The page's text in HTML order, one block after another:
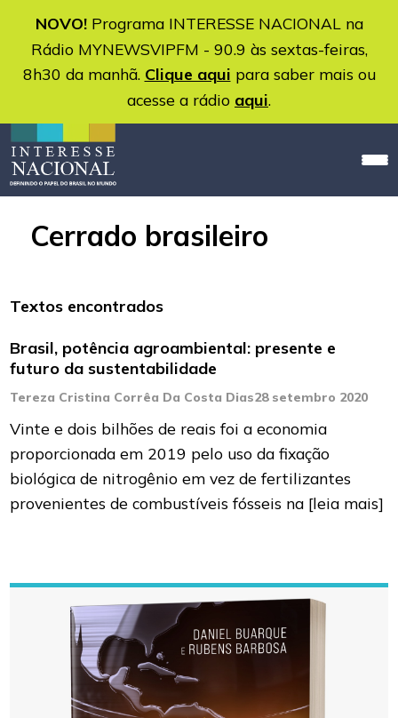
NOVO!Programa INTERESSE NACIONAL na
Rádio MYNEWSVIPFM - 90.9 às sextas-feiras,
8h30 da manhã. Clique aqui para saber mais ou
acesse a rádio aqui.
Cerrado brasileiro
Textos encontrados
Brasil, potência agroambiental: presente e
futuro da sustentabilidade
Tereza Cristina Corrêa Da Costa Dias28 setembro 2020
Vinte e dois bilhões de reais foi a economia
proporcionada em 2019 pelo uso da fixação
biológica de nitrogênio em vez de fertilizantes
provenientes de combustíveis fósseis na [leia mais]